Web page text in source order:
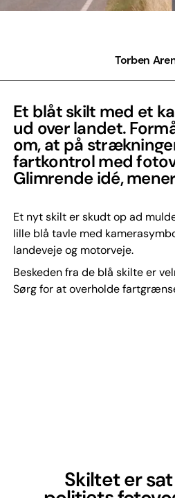
Torben
Et blåt skilt med et
ud over landet.
om, at på
fartkontrol med
Glimrende idé,
Et nyt skilt er skudt op ad
lille blå tavle med
landeveje og motorveje.
Beskeden fra de blå skilte er
Sørg for at overholde
Skiltet er